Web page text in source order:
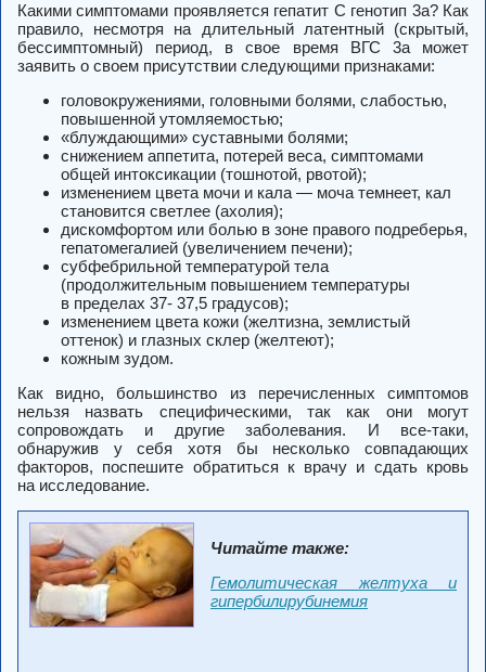
Какими симптомами проявляется гепатит C генотип 3a? Как
правило, несмотря на длительный латентный (скрытый,
бессимптомный) период, в свое время ВГС 3a может
заявить о своем присутствии следующими признаками:
головокружениями, головными болями, слабостью,
повышенной утомляемостью;
«блуждающими» суставными болями;
снижением аппетита, потерей веса, симптомами
общей интоксикации (тошнотой, рвотой);
изменением цвета мочи и кала — моча темнеет, кал
становится светлее (ахолия);
дискомфортом или болью в зоне правого подреберья,
гепатомегалией (увеличением печени);
субфебрильной температурой тела
(продолжительным повышением температуры
в пределах 37- 37,5 градусов);
изменением цвета кожи (желтизна, землистый
оттенок) и глазных склер (желтеют);
кожным зудом.
Как видно, большинство из перечисленных симптомов
нельзя назвать специфическими, так как они могут
сопровождать и другие заболевания. И все-таки,
обнаружив у себя хотя бы несколько совпадающих
факторов, поспешите обратиться к врачу и сдать кровь
на исследование.
Читайте также:
Гемолитическая желтуха и
гипербилирубинемия